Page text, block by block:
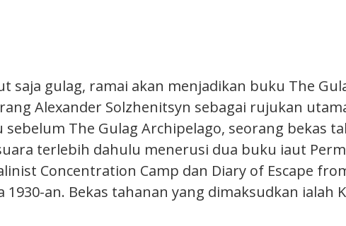
saja gulag, ramai akan menjadikan buku The
Alexander Solzhenitsyn sebagai rujukan
sebelum The Gulag Archipelago, seorang bekas
terlebih dahulu menerusi dua buku iaut
Concentration Camp dan Diary of Escape
1930-an. Bekas tahanan yang dimaksudkan ialah